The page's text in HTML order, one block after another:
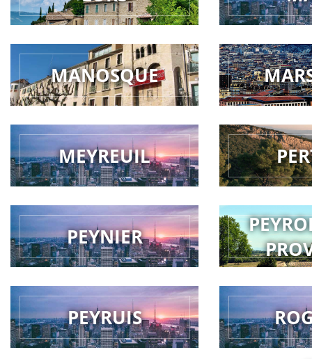
MANOSQUE
MEYREUIL
PEYNIER
PEYRUIS